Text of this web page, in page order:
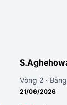
Vòng 2 ·
21/06/2026